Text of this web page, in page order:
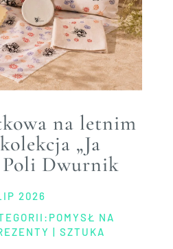
na letnim
„Ja
Poli Dwurnik
2026
POMYSŁ NA
|SZTUKA